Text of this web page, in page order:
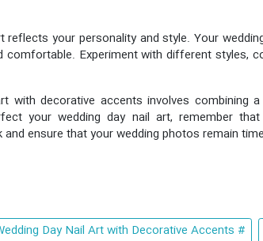
your personality and style. Your
Experiment with different styles,
with decorative accents involves combining
your wedding day nail art, remember
ensure that your wedding photos remain
# Perfecting Your Wedding Day Nail Art with Decorative Accents